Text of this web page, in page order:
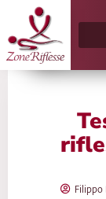
al
contenuto